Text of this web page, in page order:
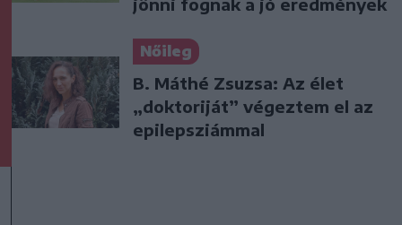
jönni fognak a jó eredmények
Nőileg
B. Máthé Zsuzsa: Az élet
„doktoriját” végeztem el az
epilepsziámmal